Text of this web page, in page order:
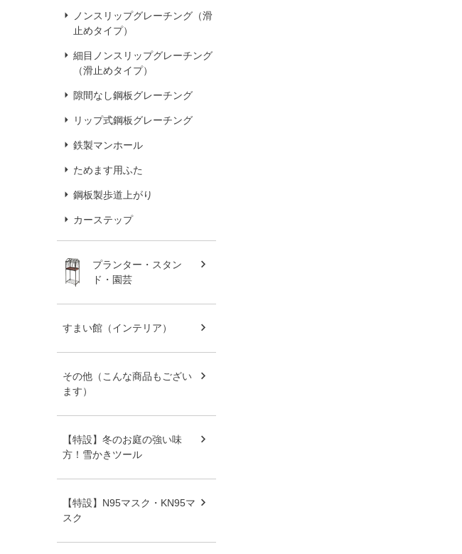
ノンスリップグレーチング（滑
止めタイプ）
細目ノンスリップグレーチング
（滑止めタイプ）
隙間なし鋼板グレーチング
リップ式鋼板グレーチング
鉄製マンホール
ためます用ふた
鋼板製歩道上がり
カーステップ
プランター・スタン
ド・園芸
すまい館（インテリア）
その他（こんな商品もござい
ます）
【特設】冬のお庭の強い味
方！雪かきツール
【特設】N95マスク・KN95マ
スク